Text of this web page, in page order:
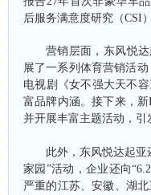
后服务满意度研究（CSI
营销层面，东风悦达
展了一系列体育营销活
电视剧《女不强大天不
富品牌内涵。接下来，
并开展丰富主题活动，引
此外，东风悦达起
家园”活动，企业还向
严重的江苏、安徽、湖